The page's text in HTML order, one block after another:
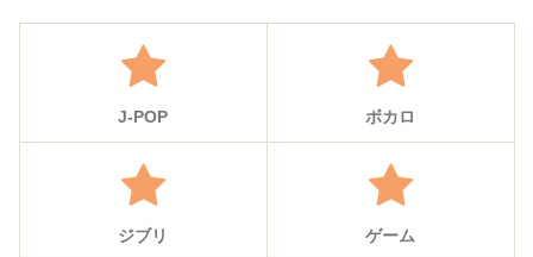
J-POP ボカロ
ジブリ ゲーム